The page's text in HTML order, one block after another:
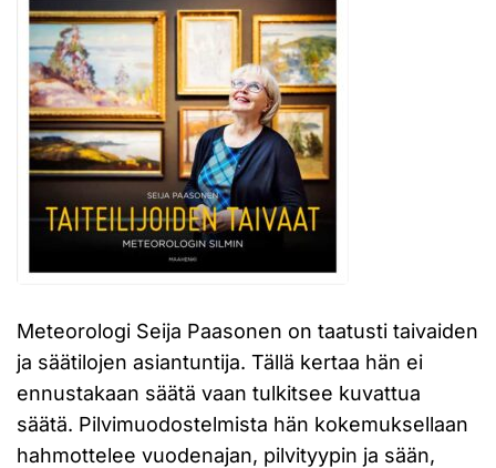
Meteorologi Seija Paasonen on taatusti taivaiden
ja säätilojen asiantuntija. Tällä kertaa hän ei
ennustakaan säätä vaan tulkitsee kuvattua
säätä. Pilvimuodostelmista hän kokemuksellaan
hahmottelee vuodenajan, pilvityypin ja sään,